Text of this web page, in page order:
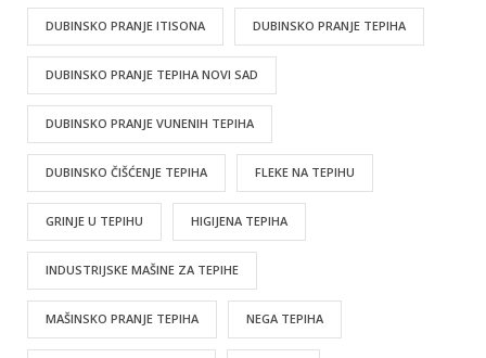
DUBINSKO PRANJE ITISONA DUBINSKO PRANJE TEPIHA
DUBINSKO PRANJE TEPIHA NOVI SAD
DUBINSKO PRANJE VUNENIH TEPIHA
DUBINSKO ČIŠĆENJE TEPIHA FLEKE NA TEPIHU
GRINJE U TEPIHU HIGIJENA TEPIHA
INDUSTRIJSKE MAŠINE ZA TEPIHE
MAŠINSKO PRANJE TEPIHA NEGA TEPIHA